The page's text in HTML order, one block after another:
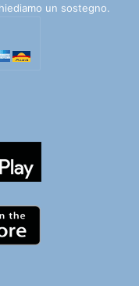
un sostegno.